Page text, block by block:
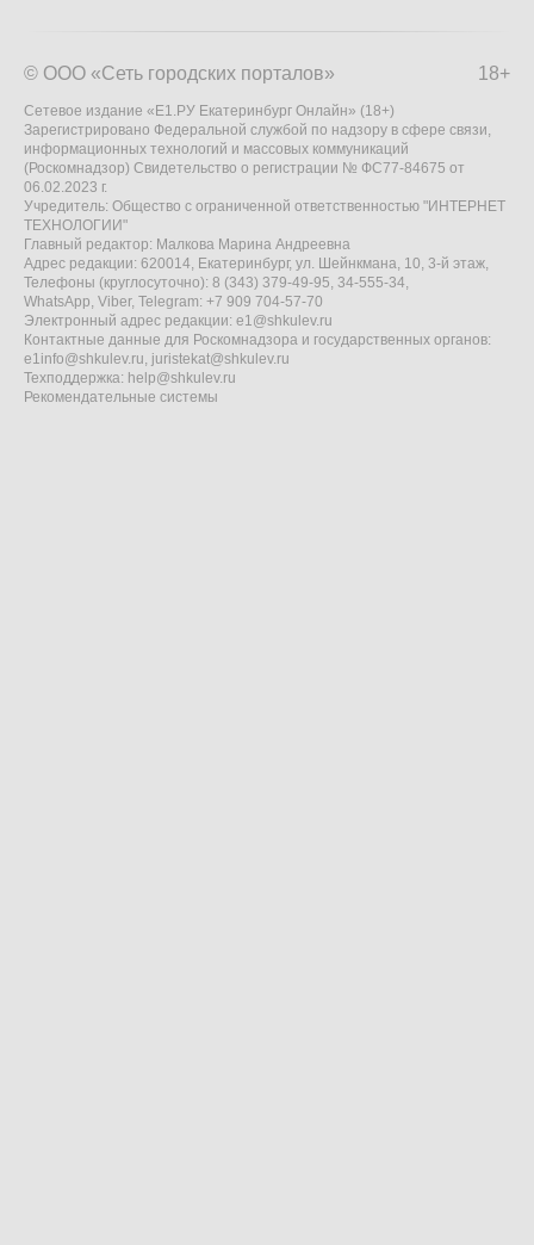
18+
© ООО «Сеть городских порталов»
Сетевое издание «Е1.РУ Екатеринбург Онлайн» (18+)
Зарегистрировано Федеральной службой по надзору в сфере связи,
информационных технологий и массовых коммуникаций
(Роскомнадзор) Свидетельство о регистрации № ФС77-84675 от
06.02.2023 г.
Учредитель: Общество с ограниченной ответственностью "ИНТЕРНЕТ
ТЕХНОЛОГИИ"
Главный редактор: Малкова Марина Андреевна
Адрес редакции: 620014, Екатеринбург, ул. Шейнкмана, 10, 3-й этаж,
Телефоны (круглосуточно): 8 (343) 379-49-95, 34-555-34,
WhatsApp, Viber, Telegram: +7 909 704-57-70
Электронный адрес редакции: e1@shkulev.ru
Контактные данные для Роскомнадзора и государственных органов:
e1info@shkulev.ru, juristekat@shkulev.ru
Техподдержка: help@shkulev.ru
Рекомендательные системы